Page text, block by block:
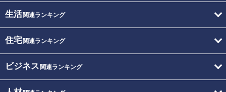
生活関連ランキング
住宅関連ランキング
ビジネス 関連ランキング